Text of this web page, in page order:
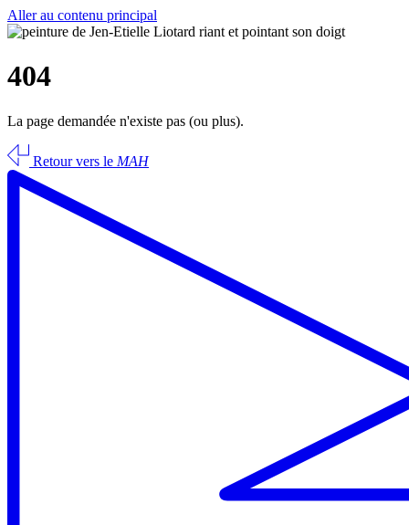
Aller au contenu principal
404
La page demandée n'existe pas (ou plus).
Retour vers le MAH